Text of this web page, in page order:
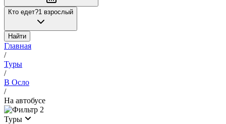
Кто едет?1 взрослый
Найти
Главная
/
Туры
/
В Осло
/
На автобусе
2
Туры